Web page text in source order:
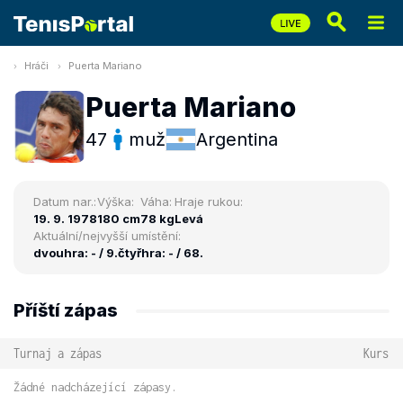
Hráči Puerta Mariano
Puerta Mariano
47 muž Argentina
Datum nar.:
19. 9. 1978
Výška:
180 cm
Váha:
78 kg
Hraje rukou:
Levá
Aktuální/nejvyšší umístění:
dvouhra: - / 9.čtyřhra: - / 68.
Příští zápas
Turnaj a zápas Kurs
Žádné nadcházející zápasy.